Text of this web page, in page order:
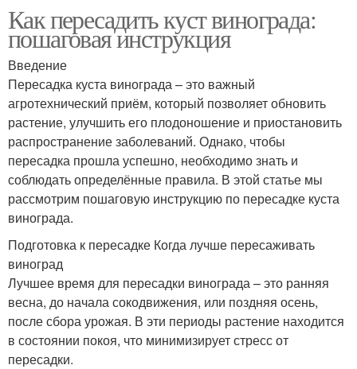
Как пересадить куст винограда:
пошаговая инструкция
Введение
Пересадка куста винограда – это важный
агротехнический приём, который позволяет обновить
растение, улучшить его плодоношение и приостановить
распространение заболеваний. Однако, чтобы
пересадка прошла успешно, необходимо знать и
соблюдать определённые правила. В этой статье мы
рассмотрим пошаговую инструкцию по пересадке куста
винограда.
Подготовка к пересадке Когда лучше пересаживать
виноград
Лучшее время для пересадки винограда – это ранняя
весна, до начала сокодвижения, или поздняя осень,
после сбора урожая. В эти периоды растение находится
в состоянии покоя, что минимизирует стресс от
пересадки.